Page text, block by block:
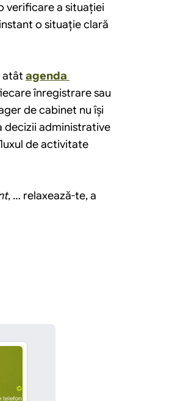
verificare a situației
o situație clară
atât agenda
înregistrare sau
de cabinet nu își
decizii administrative
de activitate
, … relaxează-te, a